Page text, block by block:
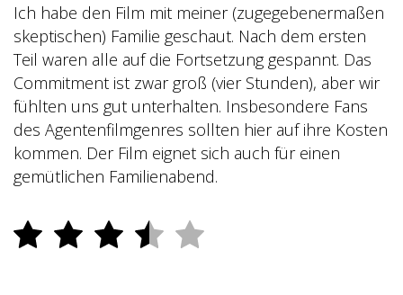
Ich habe den Film mit meiner (zugegebenermaßen
skeptischen) Familie geschaut. Nach dem ersten
Teil waren alle auf die Fortsetzung gespannt. Das
Commitment ist zwar groß (vier Stunden), aber wir
fühlten uns gut unterhalten. Insbesondere Fans
des Agentenfilmgenres sollten hier auf ihre Kosten
kommen. Der Film eignet sich auch für einen
gemütlichen Familienabend.